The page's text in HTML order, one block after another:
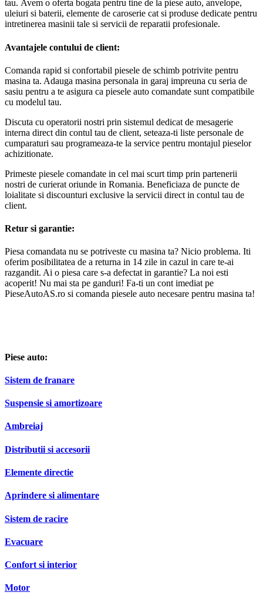
tau. Avem o oferta bogata pentru tine de la piese auto, anvelope,
uleiuri si baterii, elemente de caroserie cat si produse dedicate pentru
intretinerea masinii tale si servicii de reparatii profesionale.
Avantajele contului de client:
Comanda rapid si confortabil piesele de schimb potrivite pentru
masina ta. Adauga masina personala in garaj impreuna cu seria de
sasiu pentru a te asigura ca piesele auto comandate sunt compatibile
cu modelul tau.
Discuta cu operatorii nostri prin sistemul dedicat de mesagerie
interna direct din contul tau de client, seteaza-ti liste personale de
cumparaturi sau programeaza-te la service pentru montajul pieselor
achizitionate.
Primeste piesele comandate in cel mai scurt timp prin partenerii
nostri de curierat oriunde in Romania. Beneficiaza de puncte de
loialitate si discounturi exclusive la servicii direct in contul tau de
client.
Retur si garantie:
Piesa comandata nu se potriveste cu masina ta? Nicio problema. Iti
oferim posibilitatea de a returna in 14 zile in cazul in care te-ai
razgandit. Ai o piesa care s-a defectat in garantie? La noi esti
acoperit! Nu mai sta pe ganduri! Fa-ti un cont imediat pe
PieseAutoAS.ro si comanda piesele auto necesare pentru masina ta!
Piese auto:
Sistem de franare
Suspensie si amortizoare
Ambreiaj
Distributii si accesorii
Elemente directie
Aprindere si alimentare
Sistem de racire
Evacuare
Confort si interior
Motor